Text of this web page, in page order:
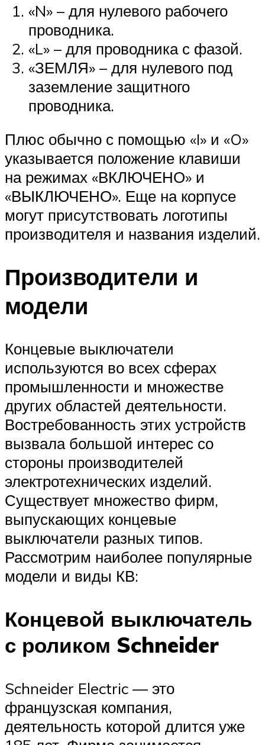
«N» – для нулевого рабочего
проводника.
«L» – для проводника с фазой.
«ЗЕМЛЯ» – для нулевого под
заземление защитного
проводника.
Плюс обычно с помощью «I» и «O»
указывается положение клавиши
на режимах «ВКЛЮЧЕНО» и
«ВЫКЛЮЧЕНО». Еще на корпусе
могут присутствовать логотипы
производителя и названия изделий.
Производители и
модели
Концевые выключатели
используются во всех сферах
промышленности и множестве
других областей деятельности.
Востребованность этих устройств
вызвала большой интерес со
стороны производителей
электротехнических изделий.
Существует множество фирм,
выпускающих концевые
выключатели разных типов.
Рассмотрим наиболее популярные
модели и виды КВ:
Концевой выключатель
с роликом Schneider
Schneider Electric — это
французская компания,
деятельность которой длится уже